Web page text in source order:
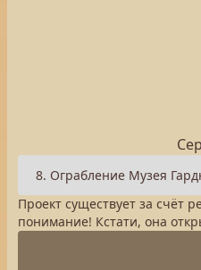
Проект существует за счёт
понимание! Кстати, она